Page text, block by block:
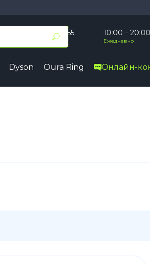
+7 (495) 055 50 55
Заказать звонок
10:00 – 20:00
Ежедневно
Dyson Oura Ring
Онлайн-